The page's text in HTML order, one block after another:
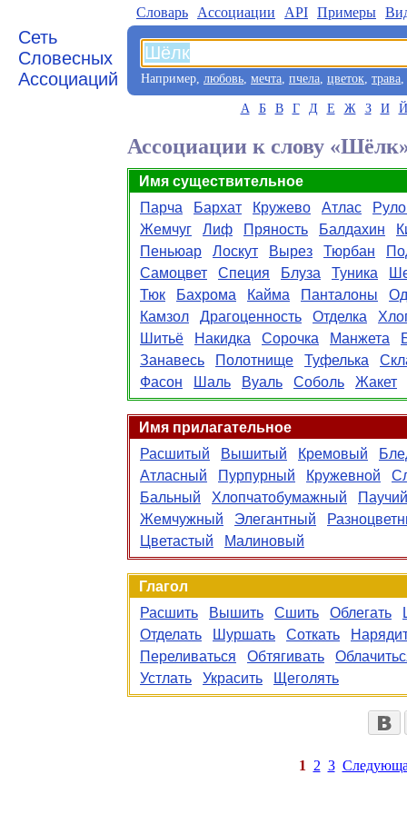
Сеть
Словесных
Ассоциаций
Словарь Aссоциации API Примеры
Например, любовь, мечта, пчела, цветок, трава,
А Б В Г Д Е Ж З И Й
Ассоциации к слову
Имя существительное
Парча
Бархат Кружево Атлас
Жемчуг
Лиф Пряность Балдахин
Пеньюар
Лоскут Вырез Тюрбан
Самоцвет
Специя Блуза Туника
Тюк
Бахрома Кайма Панталоны
Камзол
Драгоценность Отделка
Шитьё
Накидка Сорочка Манжета
Занавесь
Полотнище Туфелька
Фасон
Шаль Вуаль Соболь Жакет
Имя прилагательное
Расшитый
Вышитый Кремовый
Атласный
Пурпурный Кружевной
Бальный
Хлопчатобумажный
Паучий
Жемчужный
Элегантный
Цветастый
Малиновый
Глагол
Расшить
Вышить Сшить Облегать
Отделать
Шуршать Соткать
Переливаться
Обтягивать
Устлать
Украсить Щеголять
1 2 3